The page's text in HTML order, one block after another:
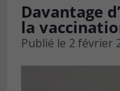
Davantage
la
Publié le 2 février